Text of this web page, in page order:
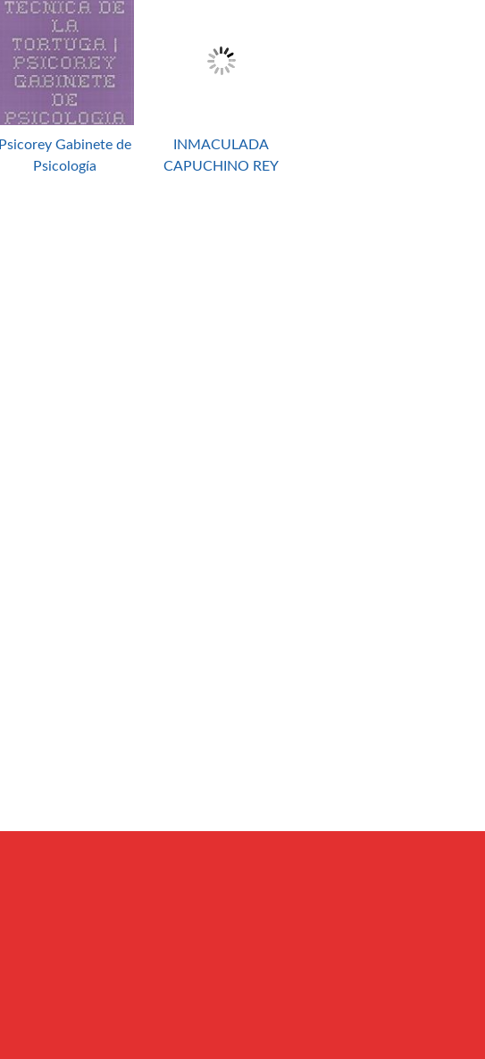
Psicorey Gabinete de
Psicología
INMACULADA
CAPUCHINO REY